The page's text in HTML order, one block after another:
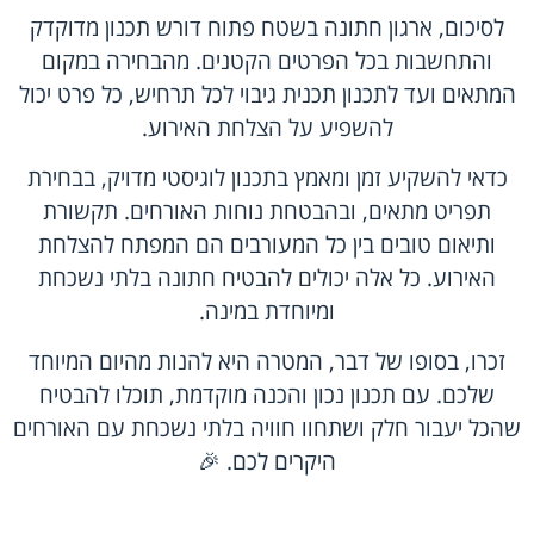
לסיכום, ארגון חתונה בשטח פתוח דורש תכנון מדוקדק
והתחשבות בכל הפרטים הקטנים. מהבחירה במקום
המתאים ועד לתכנון תכנית גיבוי לכל תרחיש, כל פרט יכול
להשפיע על הצלחת האירוע.
כדאי להשקיע זמן ומאמץ בתכנון לוגיסטי מדויק, בבחירת
תפריט מתאים, ובהבטחת נוחות האורחים. תקשורת
ותיאום טובים בין כל המעורבים הם המפתח להצלחת
האירוע. כל אלה יכולים להבטיח חתונה בלתי נשכחת
ומיוחדת במינה.
זכרו, בסופו של דבר, המטרה היא להנות מהיום המיוחד
שלכם. עם תכנון נכון והכנה מוקדמת, תוכלו להבטיח
שהכל יעבור חלק ושתחוו חוויה בלתי נשכחת עם האורחים
היקרים לכם. 🎉